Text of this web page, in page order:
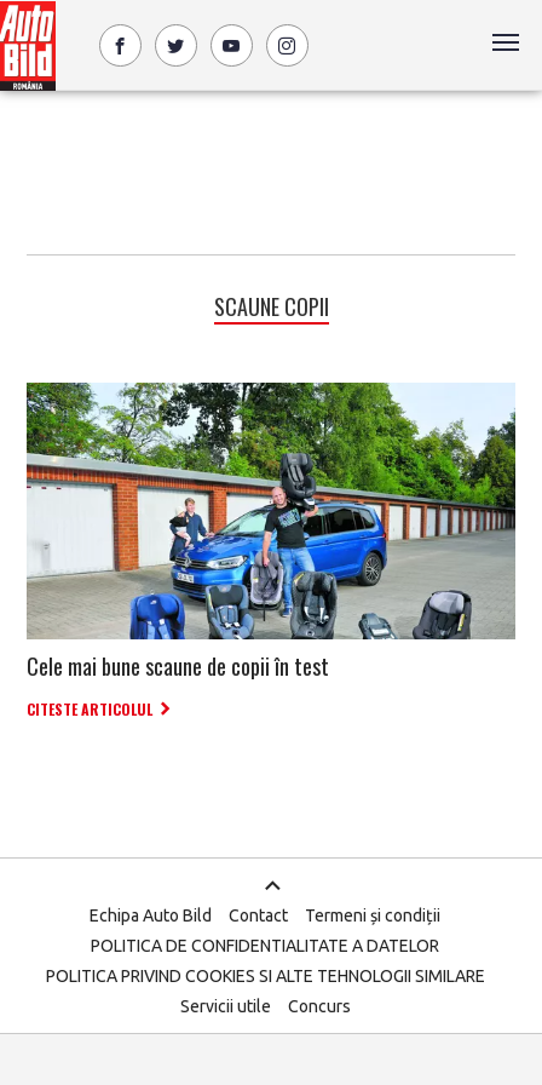
SCAUNE COPII
Cele mai bune scaune de copii în test
CITESTE ARTICOLUL
Echipa Auto Bild Contact
Termeni și condiții
POLITICA DE CONFIDENTIALITATE A DATELOR
POLITICA PRIVIND COOKIES SI ALTE TEHNOLOGII SIMILARE
Servicii utile
Concurs